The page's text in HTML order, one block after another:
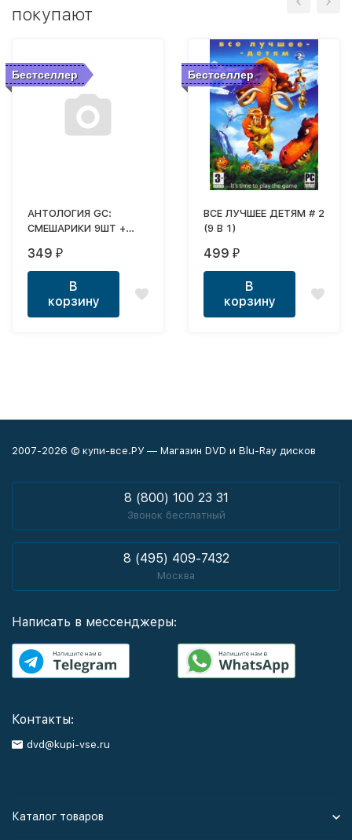
покупают
Бестселлер
АНТОЛОГИЯ GC:
СМЕШАРИКИ 9ШТ +
СУПЕРДЕТКИ 8ШТ (3
АНТОЛОГИИ В ОДНОМ)
349 ₽
В
корзину
Бестселлер
ВСЕ ЛУЧШЕЕ ДЕТЯМ # 2
(9 В 1)
499 ₽
В
корзину
2007-2026 © купи-все.РУ — Магазин DVD и Blu-Ray дисков
8 (800) 100 23 31
Звонок бесплатный
8 (495) 409-7432
Москва
Написать в мессенджеры:
Контакты:
dvd@kupi-vse.ru
Каталог товаров